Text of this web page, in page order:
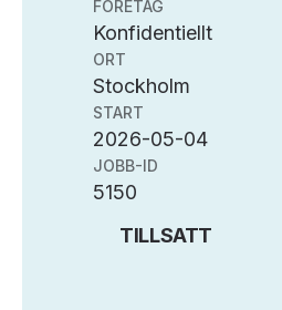
FÖRETAG
Konfidentiellt
ORT
Stockholm
START
2026-05-04
JOBB-ID
5150
TILLSATT